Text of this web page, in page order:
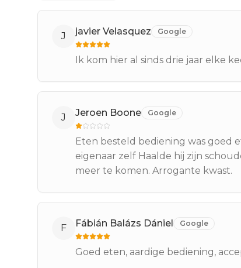
J javier Velasquez Google
Ik kom hier al sinds drie jaar elke
J Jeroen Boone Google
Eten besteld bediening was goed
eigenaar zelf Haalde hij zijn
meer te komen. Arrogante kwast.
F Fábián Balázs Dániel Google
Goed eten, aardige bediening,